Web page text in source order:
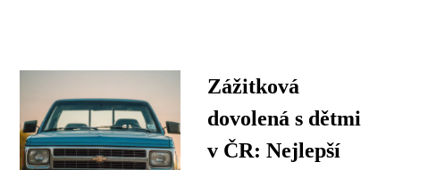
Zážitková
dovolená s dětmi
v ČR: Nejlepší